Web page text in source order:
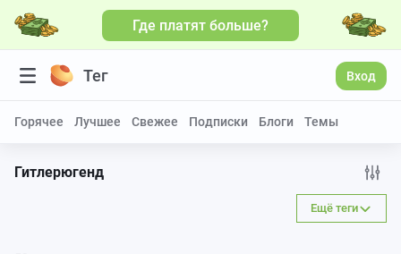
Где платят больше?
Тег Вход
Горячее Лучшее Свежее Подписки Блоги Темы
Гитлерюгенд
Ещё теги
Больше видео